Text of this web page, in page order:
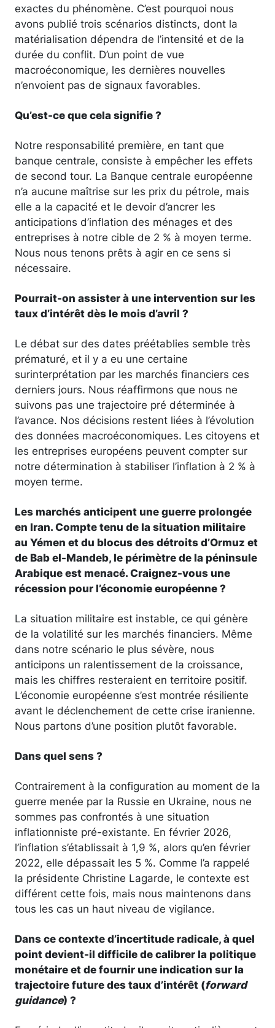
exactes du phénomène. C’est pourquoi nous
avons publié trois scénarios distincts, dont la
matérialisation dépendra de l’intensité et de la
durée du conflit. D’un point de vue
macroéconomique, les dernières nouvelles
n’envoient pas de signaux favorables.
Qu’est-ce que cela signifie ?
Notre responsabilité première, en tant que
banque centrale, consiste à empêcher les effets
de second tour. La Banque centrale européenne
n’a aucune maîtrise sur les prix du pétrole, mais
elle a la capacité et le devoir d’ancrer les
anticipations d’inflation des ménages et des
entreprises à notre cible de 2 % à moyen terme.
Nous nous tenons prêts à agir en ce sens si
nécessaire.
Pourrait-on assister à une intervention sur les
taux d’intérêt dès le mois d’avril ?
Le débat sur des dates préétablies semble très
prématuré, et il y a eu une certaine
surinterprétation par les marchés financiers ces
derniers jours. Nous réaffirmons que nous ne
suivons pas une trajectoire pré déterminée à
l’avance. Nos décisions restent liées à l’évolution
des données macroéconomiques. Les citoyens et
les entreprises européens peuvent compter sur
notre détermination à stabiliser l’inflation à 2 % à
moyen terme.
Les marchés anticipent une guerre prolongée
en Iran. Compte tenu de la situation militaire
au Yémen et du blocus des détroits d’Ormuz et
de Bab el-Mandeb, le périmètre de la péninsule
Arabique est menacé. Craignez-vous une
récession pour l’économie européenne ?
La situation militaire est instable, ce qui génère
de la volatilité sur les marchés financiers. Même
dans notre scénario le plus sévère, nous
anticipons un ralentissement de la croissance,
mais les chiffres resteraient en territoire positif.
L’économie européenne s’est montrée résiliente
avant le déclenchement de cette crise iranienne.
Nous partons d’une position plutôt favorable.
Dans quel sens ?
Contrairement à la configuration au moment de la
guerre menée par la Russie en Ukraine, nous ne
sommes pas confrontés à une situation
inflationniste pré-existante. En février 2026,
l’inflation s’établissait à 1,9 %, alors qu’en février
2022, elle dépassait les 5 %. Comme l’a rappelé
la présidente Christine Lagarde, le contexte est
différent cette fois, mais nous maintenons dans
tous les cas un haut niveau de vigilance.
Dans ce contexte d’incertitude radicale, à quel
point devient-il difficile de calibrer la politique
monétaire et de fournir une indication sur la
trajectoire future des taux d’intérêt (forward
guidance) ?